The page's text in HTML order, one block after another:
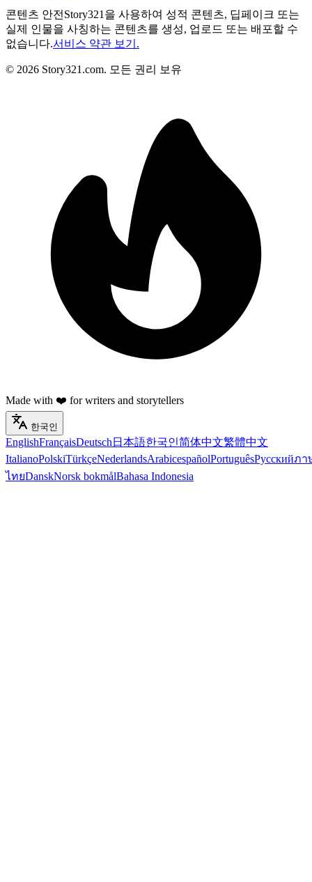
콘텐츠 안전 Story321을 사용하여 성적 콘텐츠, 딥페이크 또는
실제 인물을 사칭하는 콘텐츠를 생성, 업로드 또는 배포할 수
없습니다.서비스 약관 보기.
© 2026 Story321.com. 모든 권리 보유
Made with ❤️ for writers and storytellers
한국인
EnglishFrançaisDeutsch 日本語한국인简体中文繁體中文
ItalianoPolskiTürkçeNederlandsArabicespañolPortuguêsРусскийภา
ไทยDanskNorsk bokmålBahasa Indonesia